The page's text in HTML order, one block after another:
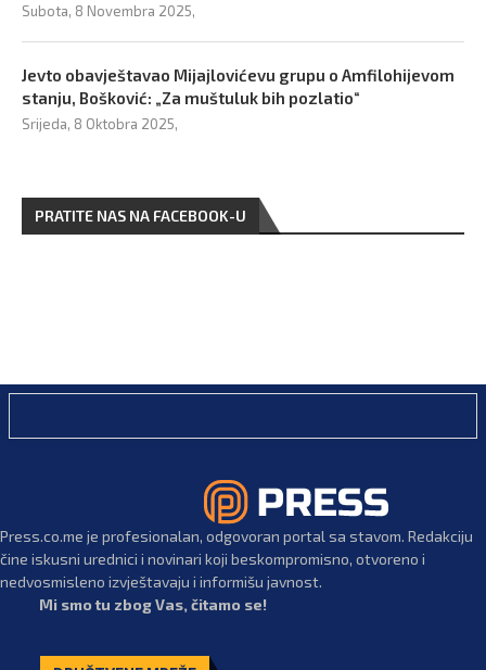
Subota, 8 Novembra 2025,
Jevto obavještavao Mijajlovićevu grupu o Amfilohijevom
stanju, Bošković: „Za muštuluk bih pozlatio“
Srijeda, 8 Oktobra 2025,
PRATITE NAS NA FACEBOOK-U
Press.co.me je profesionalan, odgovoran portal sa stavom. Redakciju
čine iskusni urednici i novinari koji beskompromisno, otvoreno i
nedvosmisleno izvještavaju i informišu javnost.
Mi smo tu zbog Vas, čitamo se!